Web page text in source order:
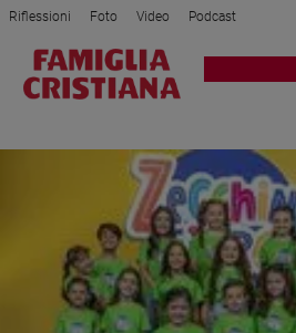
Attualità
Legalità
giustizia
Riflessioni Foto Video Podcast
Privacy Policy Chi siamo
Registrati Redazione